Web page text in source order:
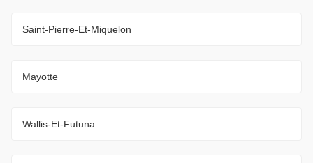
Saint-Pierre-Et-Miquelon
Mayotte
Wallis-Et-Futuna